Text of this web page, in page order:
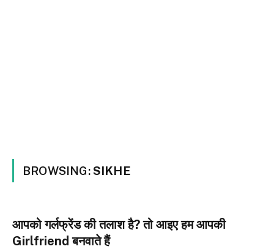
BROWSING:SIKHE
आपको गर्लफ्रेंड की तलाश है? तो आइए हम आपकी
Girlfriend बनवाते हैं